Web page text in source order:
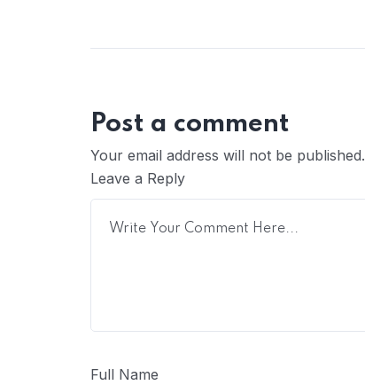
Post a comment
Your email address will not be published.
Leave a Reply
Full Name